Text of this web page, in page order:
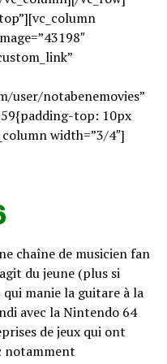
user/notabenemovies”
top: 10px
width=”3/4″]
chaîne de musicien fan
du jeune (plus si
qui manie la guitare à la
avec la Nintendo 64
de jeux qui ont
notamment